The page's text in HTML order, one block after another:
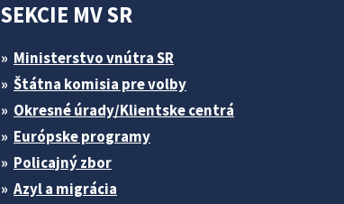
SEKCIE MV SR
Ministerstvo vnútra SR
Štátna komisia pre volby
Okresné úrady/Klientske centrá
Európske programy
Policajný zbor
Azyl a migrácia